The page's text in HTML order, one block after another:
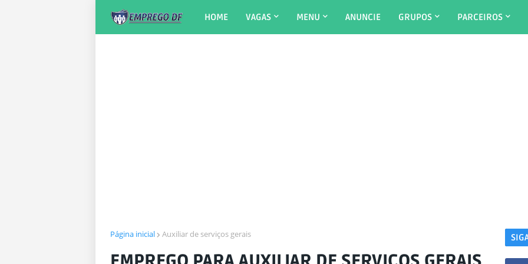
HOME VAGAS MENU ANUNCIE GRUPOS PARCEIROS
Página inicial Auxiliar de serviços gerais